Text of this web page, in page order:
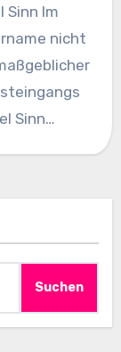
Sinn Im
nicht
Sinn…
Suchen